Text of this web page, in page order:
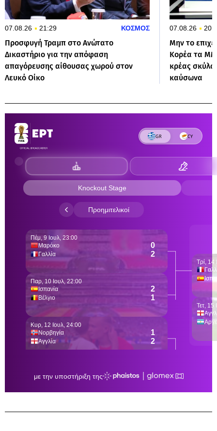
07.08.26 21:29 ΚΟΣΜΟΣ
Προσφυγή Τραμπ στο Ανώτατο
Δικαστήριο για την απόφαση
απαγόρευσης αίθουσας χωρού στον
Λευκό Οίκο
07.08.26
Μην το
Κορέα τα
κρέας
καύσωνα